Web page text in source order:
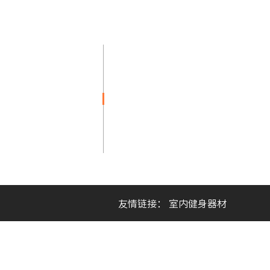
友情链接： 室内健身器材